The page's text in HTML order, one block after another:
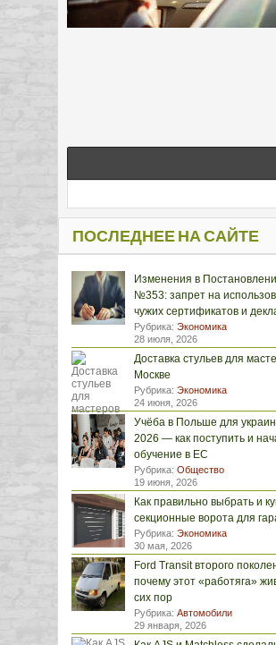
ПОСЛЕДНЕЕ НА САЙТЕ
Изменения в
№353: запрет на
чужих сертификатов и
Рубрика: Экономика
28 июля, 2026
Доставка стульев для
Москве
Рубрика: Экономика
24 июня, 2026
Учёба в Польше для
2026 — как поступить и
обучение в ЕС
Рубрика: Общество
19 июня, 2026
Как правильно выбрать и
секционные ворота для
Рубрика: Экономика
30 мая, 2026
Ford Transit второго
почему этот «работяга»
сих пор
Рубрика: Автомобили
29 января, 2026